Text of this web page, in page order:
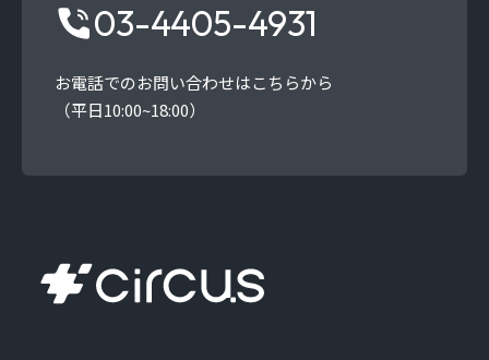
03-4405-4931
お電話でのお問い合わせはこちらから
（平日10:00~18:00）